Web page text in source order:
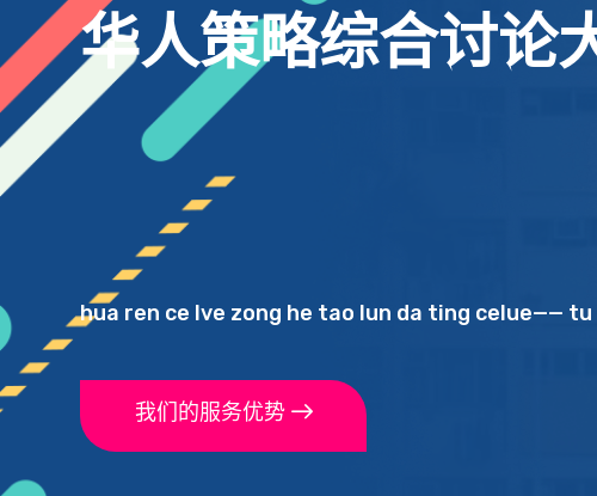
华人策略综合讨论
hua ren ce lve zong he tao lun da ting celue—— tu
我们的服务优势